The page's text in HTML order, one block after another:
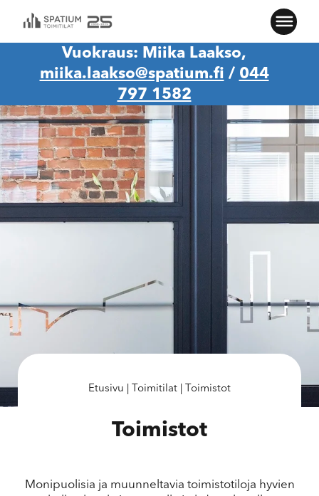
Vuokraus: Miika Laakso,
miika.laakso@spatium.fi / 044
797 1582
Etusivu Toimitilat Toimistot
Toimistot
Monipuolisia ja muunneltavia toimistotiloja hyvien